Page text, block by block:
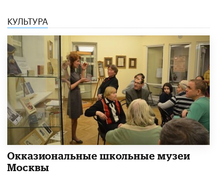
КУЛЬТУРА
​Окказиональные школьные музеи
Москвы